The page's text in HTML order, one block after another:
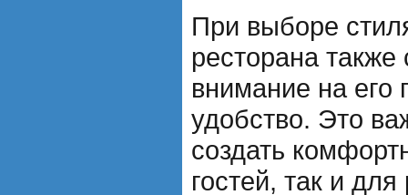
При выборе
ресторана также
внимание на его
удобство. Это
создать
гостей, так и